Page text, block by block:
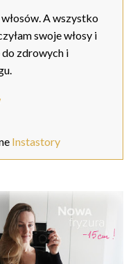
A wszystko
swoje włosy i
do zdrowych i
Instastory